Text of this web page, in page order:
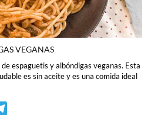
VEGANAS
espaguetis y albóndigas veganas. Esta
es sin aceite y es una comida ideal